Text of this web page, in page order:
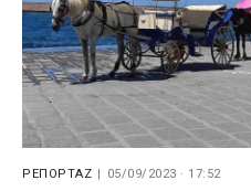
ΡΕΠΟΡΤΑΖ 05/09/2023 · 17:52